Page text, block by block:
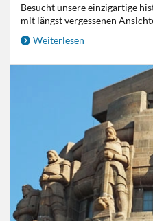
Besucht unsere einzigartige
mit längst vergessenen
Weiterlesen